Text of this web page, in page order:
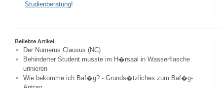
Studienberatung!
Beliebte Artikel
Der Numerus Clausus (NC)
Behinderter Student musste im H�rsaal in Wasserflasche
urinieren
Wie bekomme ich Baf�g? - Grunds�tzliches zum Baf�g-